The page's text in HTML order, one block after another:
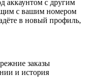
аккаунтом с другим
с вашим номером
в новый профиль,
заказы
и история